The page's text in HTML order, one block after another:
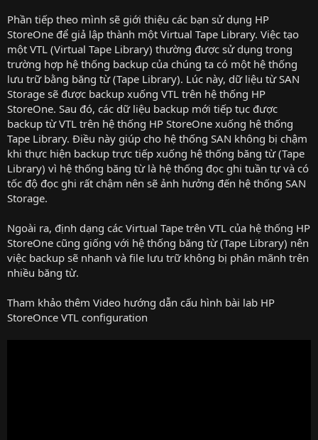
Phần tiếp theo mình sẽ giới thiệu các bạn sử dụng HP
StoreOne để giả lập thành một Virtual Tape Library. Việc tạo
một VTL (Virtual Tape Library) thường được sử dụng trong
trường hợp hệ thống backup của chúng ta có một hệ thống
lưu trữ bằng băng từ (Tape Library). Lúc này, dữ liệu từ SAN
Storage sẽ được backup xuống VTL trên hệ thống HP
StoreOne. Sau đó, các dữ liệu backup mới tiếp tục được
backup từ VTL trên hệ thống HP StoreOne xuống hệ thống
Tape Library. Điều này giúp cho hệ thống SAN không bị chậm
khi thực hiện backup trực tiếp xuống hệ thống băng từ (Tape
Library) vì hệ thống băng từ là hệ thống đọc ghi tuần tự và có
tốc độ đọc ghi rất chậm nên sẽ ảnh hưởng đến hệ thống SAN
Storage.
Ngoài ra, định dạng các Virtual Tape trên VTL của hệ thống HP
StoreOne cũng giống với hệ thống băng từ (Tape Library) nên
việc backup sẽ nhanh và file lưu trữ không bị phân mãnh trên
nhiều băng từ.
Tham khảo thêm Video hướng dẫn cấu hình bài lab HP
StoreOnce VTL configuration